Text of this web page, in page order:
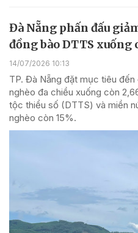
Đà Nẵng phấn đấu
đồng bào DTTS xuống
14/07/2026 10:13
TP. Đà Nẵng đặt mục tiêu
nghèo đa chiều xuống còn
tộc thiểu số (DTTS) và miền
nghèo còn 15%.